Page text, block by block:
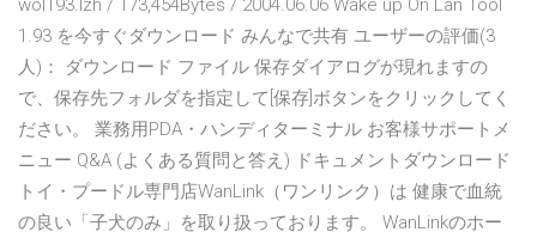
wol193.lzh / 173,454Bytes / 2004.06.06 Wake up On Lan Tool
1.93 を今すぐダウンロード みんなで共有 ユーザーの評価(3
人)： ダウンロード ファイル 保存ダイアログが現れますの
で、保存先フォルダを指定して[保存]ボタンをクリックしてく
ださい。 業務用PDA・ハンディターミナル お客様サポートメ
ニュー Q&A (よくある質問と答え) ドキュメントダウンロード
トイ・プードル専門店WanLink（ワンリンク）は 健康で血統
の良い「子犬のみ」を取り扱っております。 WanLinkのホー